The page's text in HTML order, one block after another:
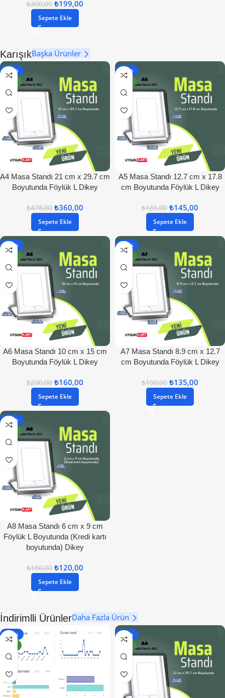
₺300,00 ₺199,00
Sepete Ekle
KarışıkBaşka Ürünler
- 25%
A4 Masa Standı 21 cm x 29.7 cm
Boyutunda Föylük L Dikey
₺478,00 ₺360,00
Sepete Ekle
- 22%
A5 Masa Standı 12.7 cm x 17.8
cm Boyutunda Föylük L Dikey
₺185,00 ₺145,00
Sepete Ekle
- 20%
A6 Masa Standı 10 cm x 15 cm
Boyutunda Föylük L Dikey
₺200,00 ₺160,00
Sepete Ekle
- 29%
A7 Masa Standı 8.9 cm x 12.7
cm Boyutunda Föylük L Dikey
₺190,00 ₺135,00
Sepete Ekle
- 33%
A8 Masa Standı 6 cm x 9 cm
Föylük L Boyutunda (Kredi kartı
boyutunda) Dikey
₺180,00 ₺120,00
Sepete Ekle
İndirimlli ÜrünlerDaha Fazla Ürün
- 50%
- 25%